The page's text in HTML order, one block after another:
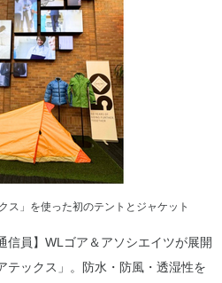
ス」を使った初のテントとジャケット
員】WLゴア＆アソシエイツが展開
テックス」。防水・防風・透湿性を